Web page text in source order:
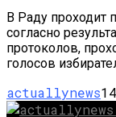
В Раду проходит
согласно
протоколов,
голосов
actuallynews